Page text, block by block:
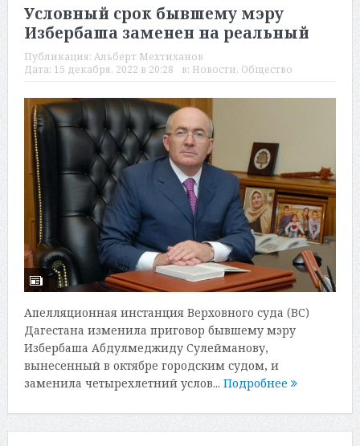
Условный срок бывшему мэру
Избербаша заменен на реальный
Публикация: Альберт Мехтиханов
Дата: 15 декабря, 2022 в 20:28 в: Новости, Общество
Апелляционная инстанция Верховного суда (ВС)
Дагестана изменила приговор бывшему мэру
Избербаша Абдулмеджиду Сулейманову,
вынесенный в октябре городским судом, и
заменила четырехлетний услов... Подробнее